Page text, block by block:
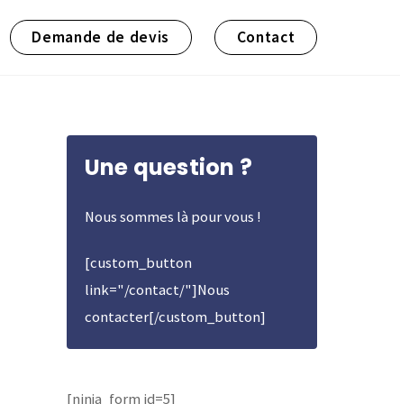
Demande de devis Contact
Une question ?
Nous sommes là pour vous !
[custom_button
link="/contact/"]Nous
contacter[/custom_button]
[ninja_form id=5]